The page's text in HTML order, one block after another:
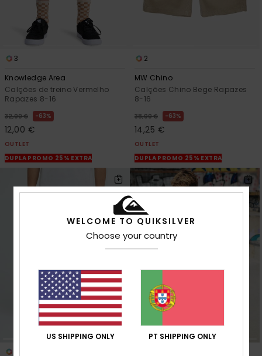
3
Knowledge Area
Calções de treino Vermelho
Rapazes 8-16
32,00 € 63%
12,00 €
OUTLET
DUPLA PROMO 25% EXTRA
2
MW Chino
Calções Chino Bege Rapazes
8-16
38,00 € 63%
14,25 €
OUTLET
DUPLA PROMO 25% EXTRA
WELCOME TO QUIKSILVER
Choose your country
US SHIPPING ONLY PT SHIPPING ONLY